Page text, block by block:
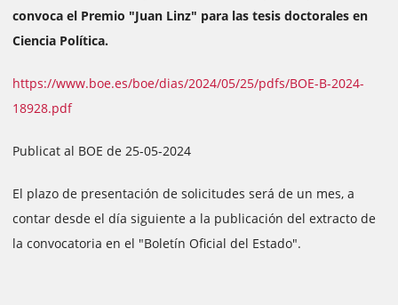
convoca el Premio "Juan Linz" para las tesis doctorales en
Ciencia Política.
https://www.boe.es/boe/dias/2024/05/25/pdfs/BOE-B-2024-
18928.pdf
Publicat al BOE de 25-05-2024
El plazo de presentación de solicitudes será de un mes, a
contar desde el día siguiente a la publicación del extracto de
la convocatoria en el "Boletín Oficial del Estado".